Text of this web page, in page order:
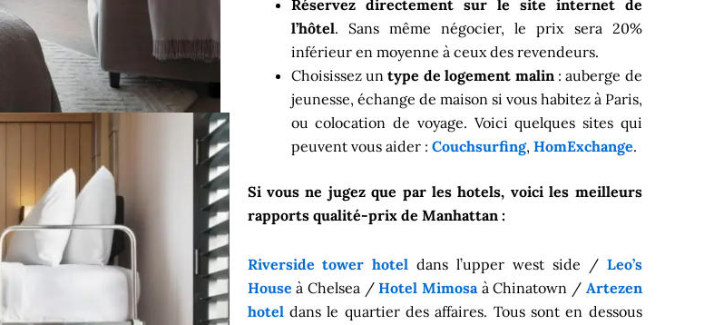
Réservez directement sur le site internet de
l’hôtel. Sans même négocier, le prix sera 20%
inférieur en moyenne à ceux des revendeurs.
Choisissez untype de logement malin: auberge de
jeunesse, échange de maison si vous habitez à Paris,
ou colocation de voyage. Voici quelques sites qui
peuvent vous aider : Couchsurfing, HomExchange.
Si vous ne jugez que par les hotels, voici les meilleurs
rapports qualité-prix de Manhattan :
Riverside tower hotel dans l’upper west side / Leo’s
House à Chelsea /Hotel Mimosaà Chinatown / Artezen
hoteldans le quartier des affaires. Tous sont en dessous